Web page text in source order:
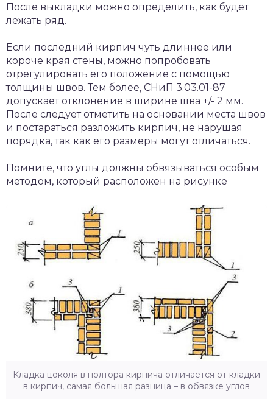
После выкладки можно определить, как будет
лежать ряд.
Если последний кирпич чуть длиннее или
короче края стены, можно попробовать
отрегулировать его положение с помощью
толщины швов. Тем более, СНиП 3.03.01-87
допускает отклонение в ширине шва +/- 2 мм.
После следует отметить на основании места швов
и постараться разложить кирпич, не нарушая
порядка, так как его размеры могут отличаться.
Помните, что углы должны обвязываться особым
методом, который расположен на рисунке
Кладка цоколя в полтора кирпича отличается от кладки
в кирпич, самая большая разница – в обвязке углов